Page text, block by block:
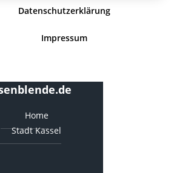
Datenschutzerklärung
Impressum
Home
Stadt Kassel